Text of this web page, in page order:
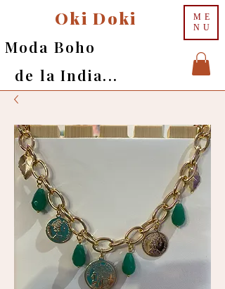
ME
NU
Oki Doki
Moda Boho
de la India...